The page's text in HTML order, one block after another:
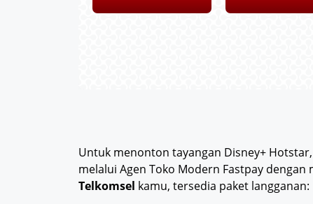
Untuk menonton tayangan Disney+
melalui Agen Toko Modern Fastpay dengan
Telkomsel kamu, tersedia paket langganan: